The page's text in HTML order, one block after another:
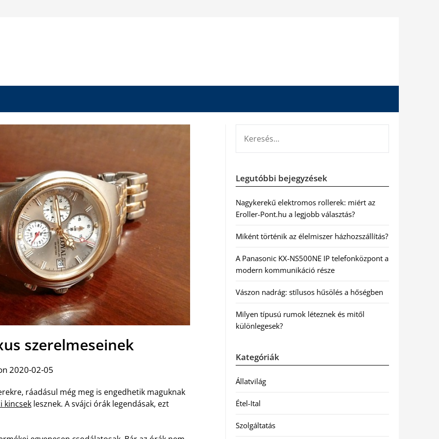
szerelmeseinek
2020-02-05
ráadásul még meg is engedhetik maguknak
kincsek lesznek. A svájci órák legendásak, ezt
Legutóbbi bejegyzések
Nagykerekű elektromos rollerek: miért az
Eroller-Pont.hu a legjobb választás?
Miként történik az élelmiszer házhozszállítás?
A Panasonic KX-NS500NE IP telefonközpont a
modern kommunikáció része
Vászon nadrág: stílusos hűsölés a hőségben
Milyen típusú rumok léteznek és mitől
különlegesek?
Kategóriák
Állatvilág
Étel-Ital
Szolgáltatás